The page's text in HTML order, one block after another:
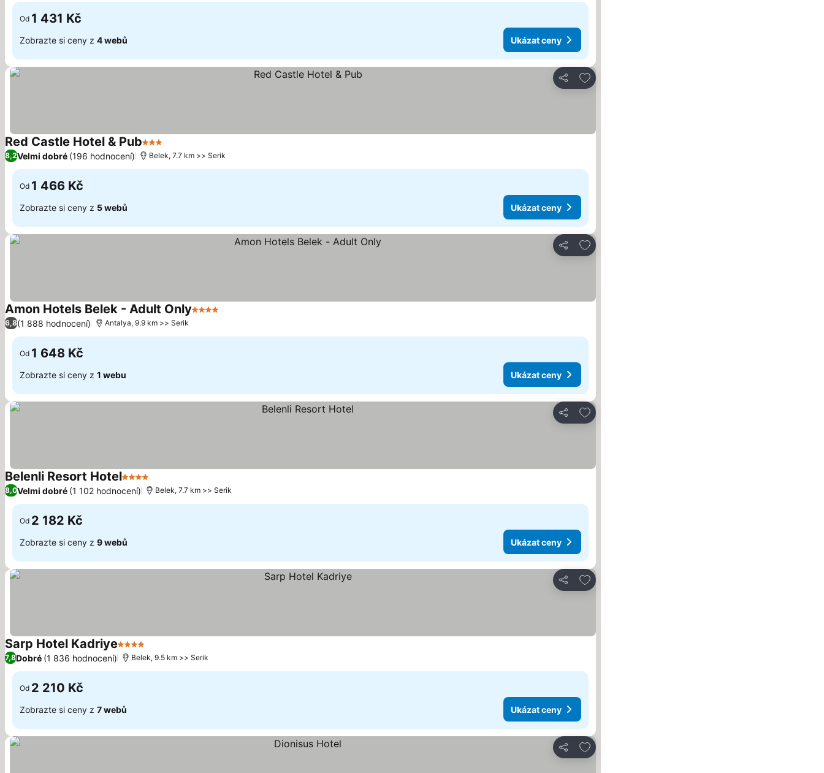
Od 1 431 Kč
Zobrazte si ceny z 4 webů Ukázat ceny
Sdílet
Přidat na seznam oblíbených hotelů
Red Castle Hotel & Pub3 Počet hvězdiček
8,2Velmi dobré (196 hodnocení) Belek, 7.7 km >> Serik
Od 1 466 Kč
Zobrazte si ceny z 5 webů Ukázat ceny
Sdílet
Přidat na seznam oblíbených hotelů
Amon Hotels Belek - Adult Only4 Počet hvězdiček
6,8(1 888 hodnocení) Antalya, 9.9 km >> Serik
Od 1 648 Kč
Zobrazte si ceny z 1 webu Ukázat ceny
Sdílet
Přidat na seznam oblíbených hotelů
Belenli Resort Hotel4 Počet hvězdiček
Ukázat ceny
8,0Velmi dobré (1 102 hodnocení) Belek, 7.7 km >> Serik
Od 2 182 Kč
Zobrazte si ceny z 9 webů Ukázat ceny
Sdílet
Přidat na seznam oblíbených hotelů
Sarp Hotel Kadriye4 Počet hvězdiček
7,8Dobré (1 836 hodnocení) Belek, 9.5 km >> Serik
Od 2 210 Kč
Zobrazte si ceny z 7 webů Ukázat ceny
Sdílet
Přidat na seznam oblíbených hotelů